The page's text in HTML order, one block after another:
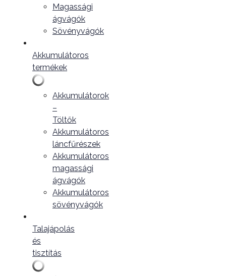
Magassági
ágvágók
Sövényvágók
Akkumulátoros
termékek
Akkumulátorok
–
Töltők
Akkumulátoros
láncfűrészek
Akkumulátoros
magassági
ágvágók
Akkumulátoros
sövényvágók
Talajápolás
és
tisztítás